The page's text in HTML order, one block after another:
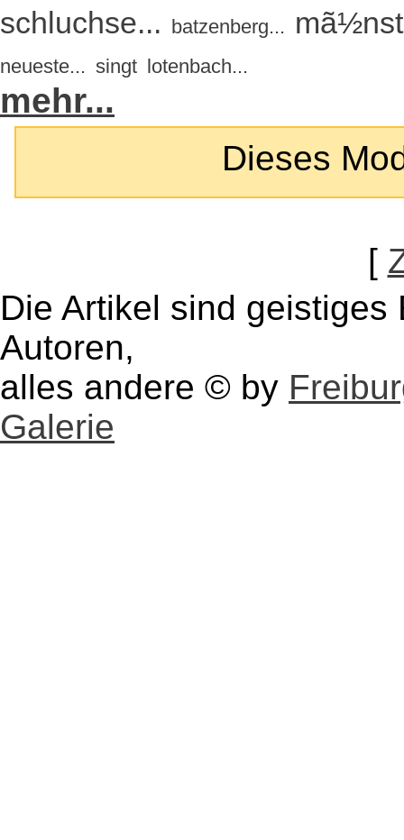
schluchse... batzenberg...
neueste... singt lotenbach...
mehr...
Dieses
[
Die Artikel sind
Autoren,
alles andere © by
Galerie